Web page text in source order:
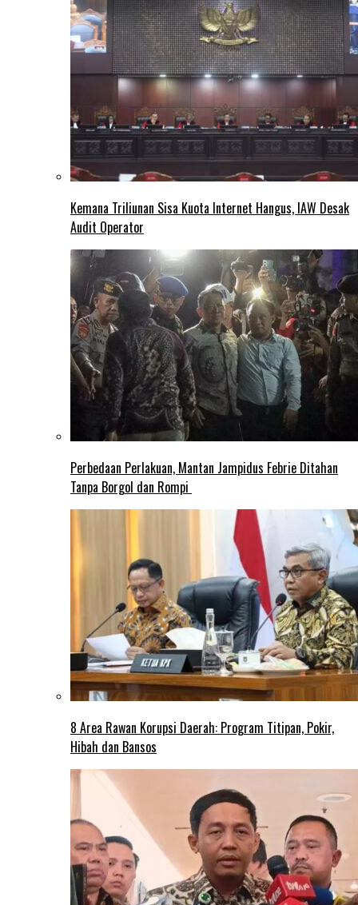
Kemana Triliunan Sisa Kuota Internet Hangus, IAW Desak
Audit Operator
Perbedaan Perlakuan, Mantan Jampidus Febrie Ditahan
Tanpa Borgol dan Rompi
8 Area Rawan Korupsi Daerah: Program Titipan, Pokir,
Hibah dan Bansos